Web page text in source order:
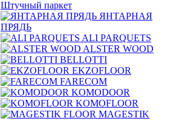
ПРЯДЬ
ALSTER WOOD
BELLOTTI
EKZOFLOOR
FARECOM
KOMODOOR
KOMOFLOOR
MAGESTIK
FLOOR